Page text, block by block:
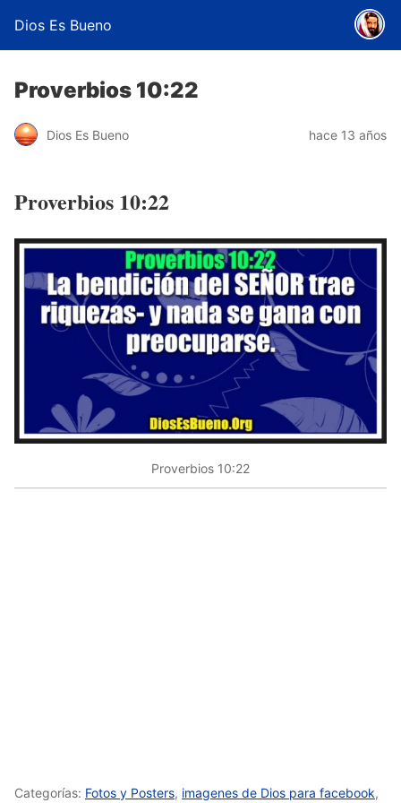
Dios Es Bueno
Proverbios 10:22
Dios Es Bueno hace 13 años
Proverbios 10:22
Proverbios 10:22
Categorías: Fotos y Posters, imagenes de Dios para facebook,